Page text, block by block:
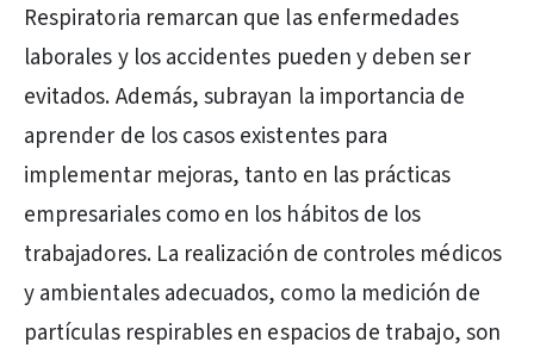
Respiratoria remarcan que las enfermedades
laborales y los accidentes pueden y deben ser
evitados. Además, subrayan la importancia de
aprender de los casos existentes para
implementar mejoras, tanto en las prácticas
empresariales como en los hábitos de los
trabajadores. La realización de controles médicos
y ambientales adecuados, como la medición de
partículas respirables en espacios de trabajo, son